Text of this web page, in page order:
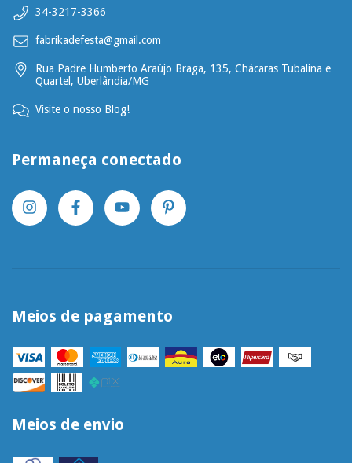
34-3217-3366
fabrikadefesta@gmail.com
Rua Padre Humberto Araújo Braga, 135, Chácaras Tubalina e
Quartel, Uberlândia/MG
Visite o nosso Blog!
Permaneça conectado
Meios de pagamento
Meios de envio